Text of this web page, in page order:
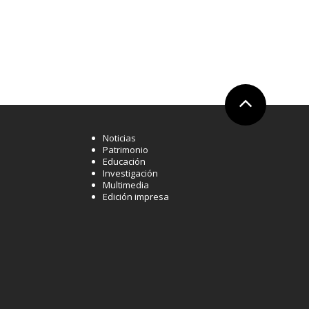
Ir arriba
Noticias
Patrimonio
Educación
Investigación
Multimedia
Edición impresa